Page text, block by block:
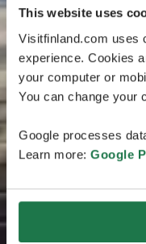
This website uses
Visitfinland.com uses
experience. Cookies
your computer or
You can change your
Google processes
Learn more: Google